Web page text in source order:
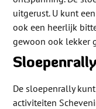
uitgerust. U kunt
ook een heerlijk
gewoon ook lekker
De sloepenrally
activiteiten